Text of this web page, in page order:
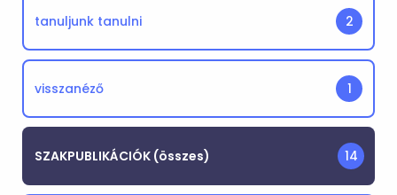
tanuljunk tanulni 2
visszanéző 1
SZAKPUBLIKÁCIÓK (összes) 14